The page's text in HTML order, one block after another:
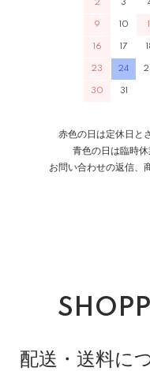
2 3
9 10 11
16 17
23 24
30 31
赤色の日は定休日と
青色の日は臨時休
お問い合わせの返信、
配送・送料に